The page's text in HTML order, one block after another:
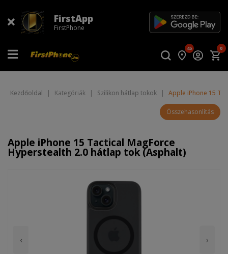
FirstApp
FirstPhone
45 0
Kezdőoldal | Kategóriák | Szilikon hátlap tokok | Apple iPhone 15
Összehasonlítás
Apple iPhone 15 Tactical MagForce
Hyperstealth 2.0 hátlap tok (Asphalt)
‹ ›